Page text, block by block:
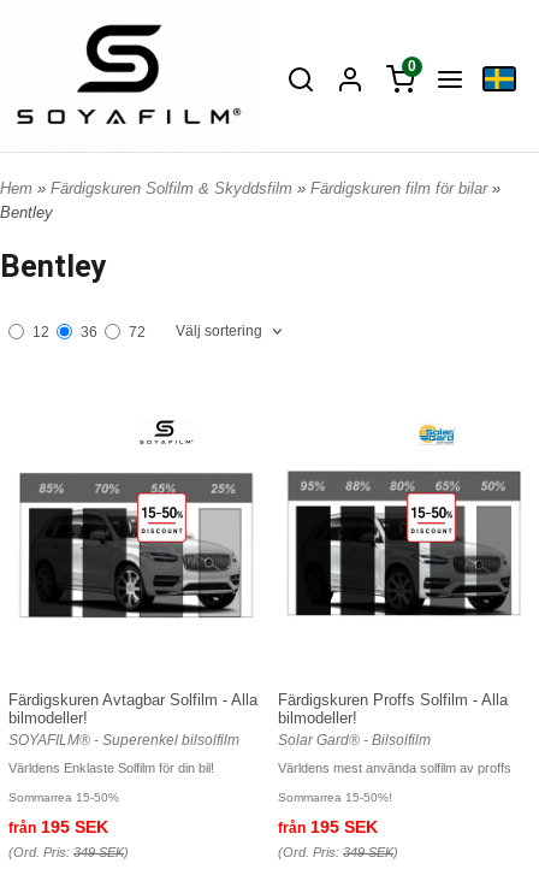
0
Hem » Färdigskuren Solfilm & Skyddsfilm » Färdigskuren film för bilar »
Bentley
Bentley
12 36 72 Välj sortering
Färdigskuren Avtagbar Solfilm - Alla
bilmodeller!
SOYAFILM® - Superenkel bilsolfilm
Världens Enklaste Solfilm för din bil!
Sommarrea 15-50%
från 195 SEK
(Ord. Pris: 349 SEK)
Färdigskuren Proffs Solfilm - Alla
bilmodeller!
Solar Gard® - Bilsolfilm
Världens mest använda solfilm av proffs
Sommarrea 15-50%!
från 195 SEK
(Ord. Pris: 349 SEK)